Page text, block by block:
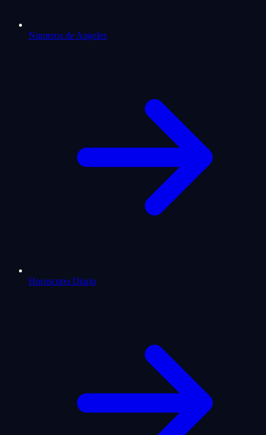
Numeros de Angeles
Horoscopo Diario